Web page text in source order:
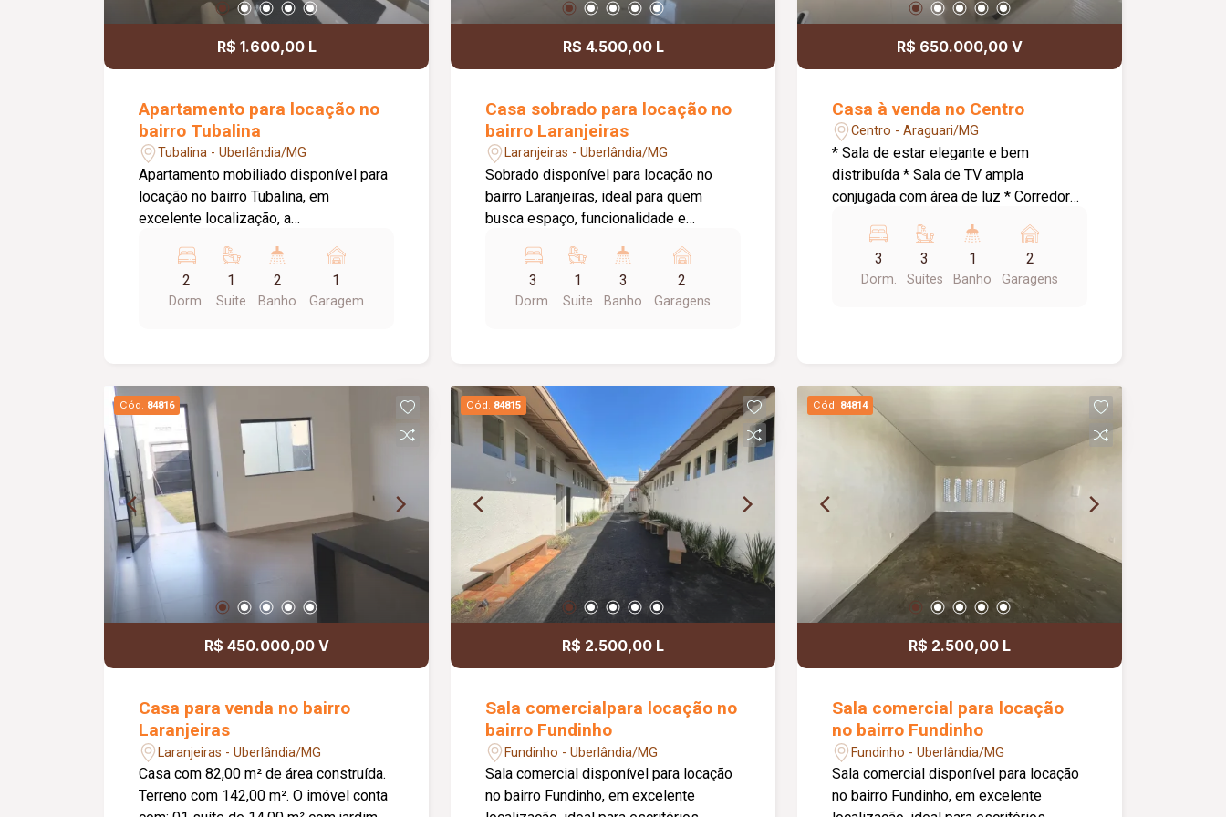
R$ 1.600,00 L
Apartamento para locação no
bairro Tubalina
Tubalina - Uberlândia/MG
Apartamento mobiliado disponível para
locação no bairro Tubalina, em
excelente localização, a
Avenida Getúlio Vargas. O imóvel conta
com portão e porteiro eletrônicos,
fechadura eletrônica, 01 vaga de
reclinável de 02 lugares, mesa de jantar
em vidro com 04 cadeiras, rack e TV,
hall de circulação para 02 quartos,
sendo 01 com cama de solteiro e 01
suíte com cama de casal. Possui
banheiro da suíte com box, chuveiro e
espelho, banheiro social com chuveiro
e espelho, cozinha integrada à área de
serviço equipada com cooktop, botijão
de gás e máquina de lavar, piso em
porcelanato, pintura nova e
2
Dorm.
1
Suite
2
Banho
1
Garagem
R$ 4.500,00 L
Casa sobrado para locação no
bairro Laranjeiras
Laranjeiras - Uberlândia/MG
Sobrado disponível para locação no
bairro Laranjeiras, ideal para quem
busca espaço, funcionalidade e
tranquila, com fácil acesso às principais
vias da cidade e próximo a comércios e
serviços essenciais. O imóvel possui
dormitórios, sendo 01 suíte, 02 quartos
com espaço para closet e 02 com
sacada, 03 banheiros, lavanderia, área
gourmet com churrasqueira e banheiro
de apoio, além de 02 vagas de garagem
com portão eletrônico. Observação: o
imóvel não possui armários planejados.
3
Dorm.
1
Suite
3
Banho
2
Garagens
R$ 650.000,00 V
Casa à venda no Centro
Centro - Araguari/MG
* Sala de estar elegante e bem
distribuída * Sala de TV ampla
conjugada com área de luz * Corredor
suíte, sendo: * Suíte master com
armários planejados e banheira de
hidromassagem * 1 suíte com armários
Banheiro social * Garagem para 2 carros
pequenos * Portão eletrônico * 2
interfones para maior comodidade e
atendendo as 3 suítes, proporcionando
mais economia e eficiência energética
3
Dorm.
3
Suítes
1
Banho
2
Garagens
Cód. 84816
R$ 450.000,00 V
Casa para venda no bairro
Laranjeiras
Laranjeiras - Uberlândia/MG
Casa com 82,00 m² de área construída.
Terreno com 142,00 m². O imóvel conta
Cód. 84815
R$ 2.500,00 L
Sala comercialpara locação no
bairro Fundinho
Fundinho - Uberlândia/MG
Sala comercial disponível para locação
no bairro Fundinho, em excelente
Cód. 84814
R$ 2.500,00 L
Sala comercial para locação
no bairro Fundinho
Fundinho - Uberlândia/MG
Sala comercial disponível para locação
no bairro Fundinho, em excelente